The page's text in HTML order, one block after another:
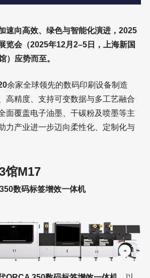
速向高效、绿色与智能化演进，2025
览会（2025年12月2–5日，上海新国
）应势而至。
余家全球领先的数码印刷设备制造
高精度、支持可变数据与多工艺融合
面覆盖电子油墨、干碳粉及喷墨等主
力产业进一步迈向柔性化、定制化与
馆M17
数码标签增效一体机